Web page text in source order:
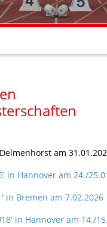
am
in Hannover am 24./
in Bremen am 7.02.2026
in Hannover am 14./